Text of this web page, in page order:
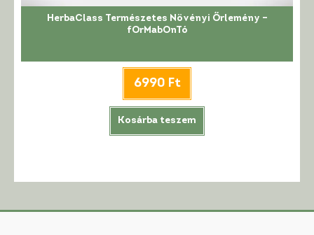
HerbaClass Természetes Növényi Őrlemény –
fOrMabOnTó
6990 Ft
Kosárba teszem